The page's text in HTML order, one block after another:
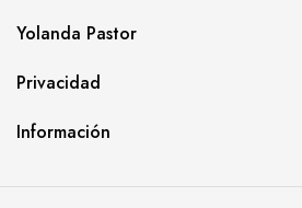
Yolanda Pastor
Privacidad
Información